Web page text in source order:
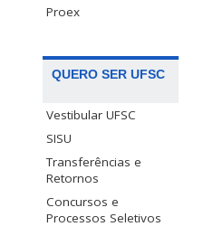
Proex
QUERO SER UFSC
Vestibular UFSC
SISU
Transferências e
Retornos
Concursos e
Processos Seletivos